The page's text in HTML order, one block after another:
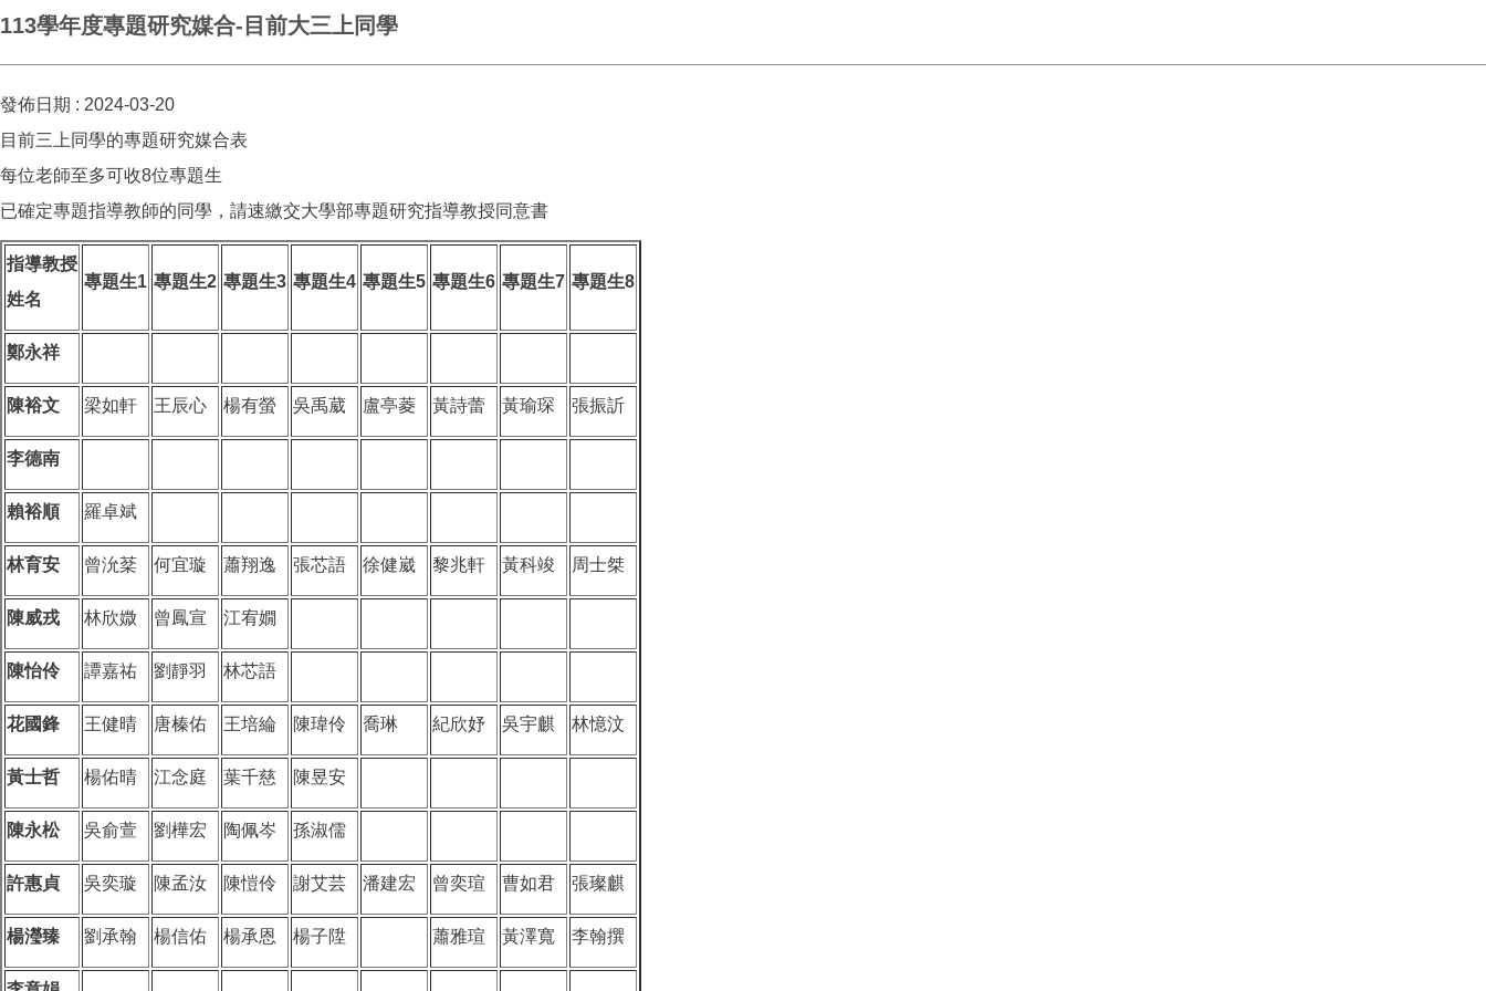
113學年度專題研究媒合-目前大三上同學
發佈日期 : 2024-03-20
目前三上同學的專題研究媒合表
每位老師至多可收8位專題生
已確定專題指導教師的同學，請速繳交大學部專題研究指導教授同意書
指導教授
姓名
專題生1 專題生2 專題生3 專題生4 專題生5 專題生6 專題生7 專題生8
鄭永祥
陳裕文 梁如軒 王辰心 楊有螢 吳禹葳 盧亭菱 黃詩蕾 黃瑜琛 張振訢
李德南
賴裕順 羅卓斌
林育安 曾沇棻 何宜璇 蕭翔逸 張芯語 徐健崴 黎兆軒 黃科竣 周士桀
陳威戎 林欣媺 曾鳳宣 江宥嫺
陳怡伶 譚嘉祐 劉靜羽 林芯語
花國鋒 王健晴 唐榛佑 王培綸 陳瑋伶 喬琳 紀欣妤 吳宇麒 林憶汶
黃士哲 楊佑晴 江念庭 葉千慈 陳昱安
陳永松 吳俞萱 劉樺宏 陶佩岑 孫淑儒
許惠貞 吳奕璇 陳孟汝 陳愷伶 謝艾芸 潘建宏 曾奕瑄 曹如君 張璨麒
楊瀅臻 劉承翰 楊信佑 楊承恩 楊子陞 蕭雅瑄 黃澤寬 李翰撰